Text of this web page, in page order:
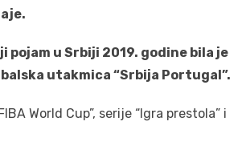
u Srbiji 2019. godine bila je
utakmica “Srbija Portugal”.
World Cup”, serije “Igra prestola” i